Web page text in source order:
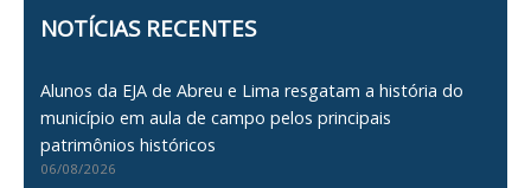
NOTÍCIAS RECENTES
Alunos da EJA de Abreu e Lima resgatam a história do
município em aula de campo pelos principais
patrimônios históricos
06/08/2026